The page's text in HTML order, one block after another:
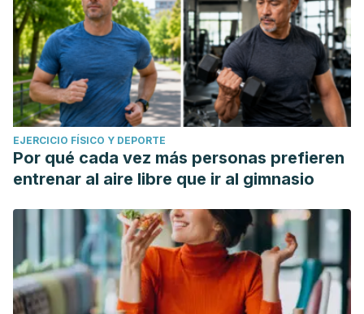
EJERCICIO FÍSICO Y DEPORTE
Por qué cada vez más personas prefieren
entrenar al aire libre que ir al gimnasio